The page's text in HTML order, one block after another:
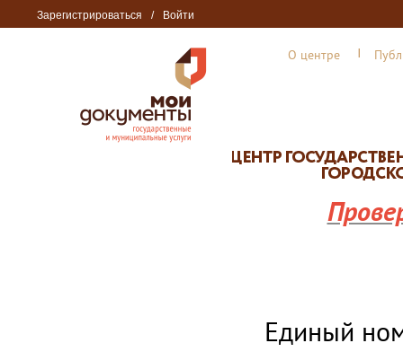
Зарегистрироваться / Войти
О центре
Единый